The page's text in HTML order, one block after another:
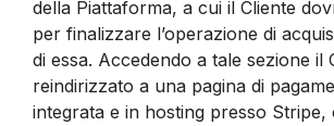
della Piattaforma, a cui il Cliente
per finalizzare l’operazione di
di essa. Accedendo a tale sezione il
reindirizzato a una pagina di
integrata e in hosting presso Stripe,